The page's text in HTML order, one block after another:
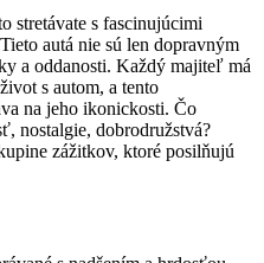
stretávate s fascinujúcimi
autá nie sú len dopravným
a oddanosti. Každý majiteľ má
s autom, a tento
na jeho ikonickosti. Čo
nostalgie, dobrodružstvá?
zážitkov, ktoré posilňujú